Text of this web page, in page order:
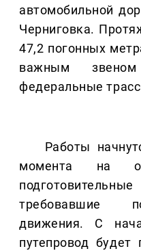
автомобильной
Черниговка.
47,2 погонных
важным
федеральные
Работы
момента на
требовавшие
движения. С
путепровод